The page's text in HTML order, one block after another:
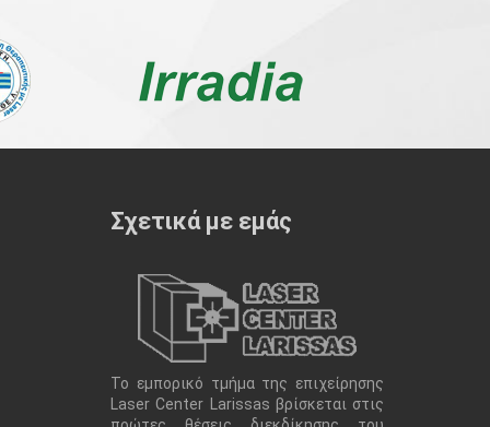
Σχετικά με εμάς
Το εμπορικό τμήμα της επιχείρησης
Laser Center Larissas βρίσκεται στις